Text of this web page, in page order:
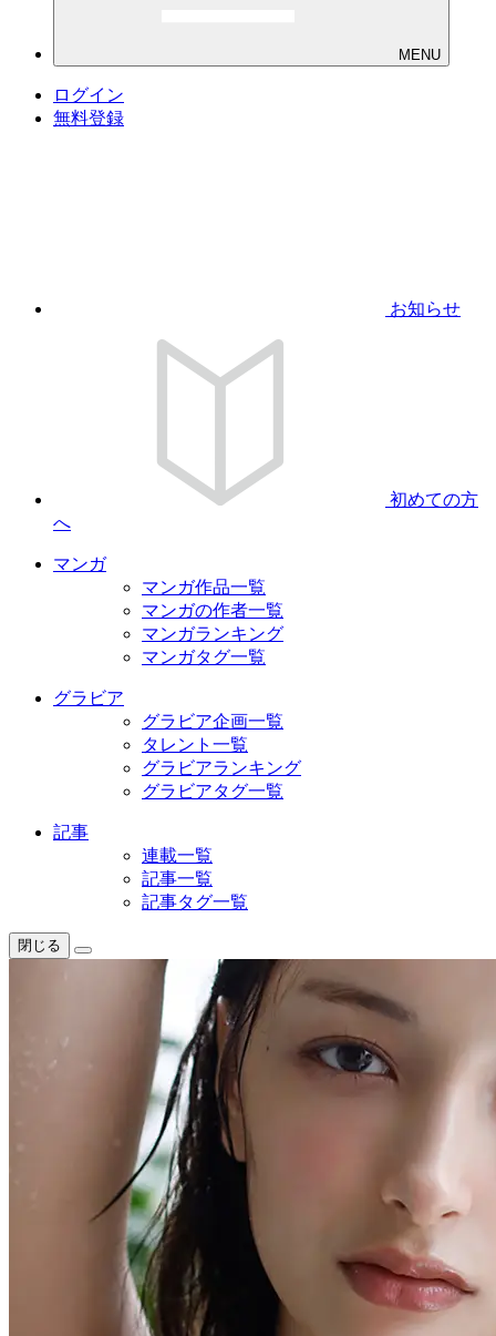
MENU
ログイン
無料登録
お知らせ
初めての方
へ
マンガ
マンガ作品一覧
マンガの作者一覧
マンガランキング
マンガタグ一覧
グラビア
グラビア企画一覧
タレント一覧
グラビアランキング
グラビアタグ一覧
記事
連載一覧
記事一覧
記事タグ一覧
閉じる